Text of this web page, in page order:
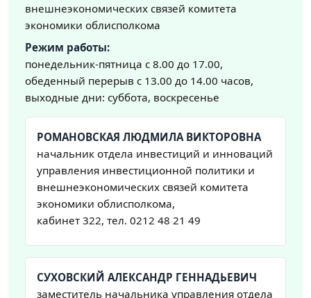
внешнеэкономических связей комитета
экономики облисполкома
Режим работы:
понедельник-пятница с 8.00 до 17.00,
обеденный перерыв с 13.00 до 14.00 часов,
выходные дни: суббота, воскресенье
РОМАНОВСКАЯ ЛЮДМИЛА ВИКТОРОВНА
начальник отдела инвестиций и инноваций
управления инвестиционной политики и
внешнеэкономических связей комитета
экономики облисполкома,
кабинет 322, тел. 0212 48 21 49
СУХОВСКИЙ АЛЕКСАНДР ГЕННАДЬЕВИЧ
заместитель начальника управления отдела